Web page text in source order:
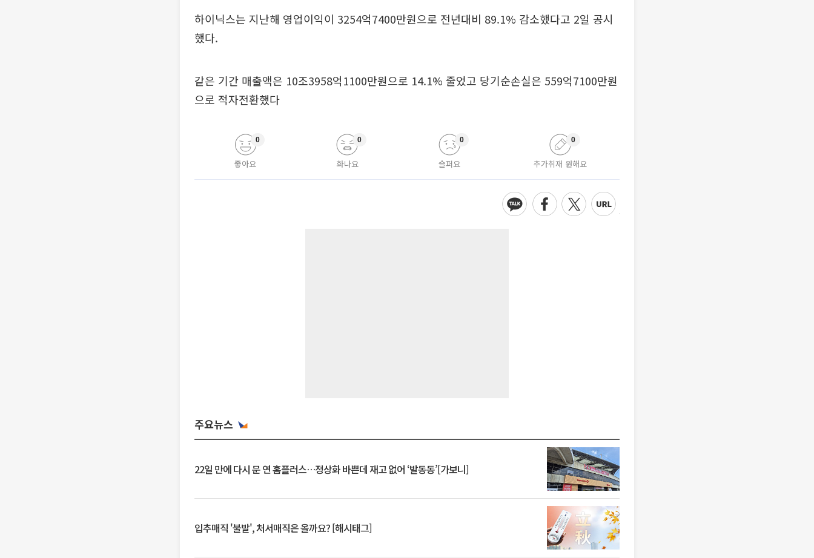
하이닉스는 지난해 영업이익이 3254억7400만원으로 전년대비 89.1% 감소했다고 2일 공시
했다.
같은 기간 매출액은 10조3958억1100만원으로 14.1% 줄었고 당기순손실은 559억7100만원
으로 적자전환했다
좋아요
0
화나요
0
슬퍼요
0
추가취재 원해요
0
주요뉴스
22일 만에 다시 문 연 홈플러스…정상화 바쁜데 재고 없어 ‘발동동’[가보니]
입추매직 '불발', 처서매직은 올까요? [해시태그]